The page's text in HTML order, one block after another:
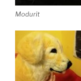
Modurit